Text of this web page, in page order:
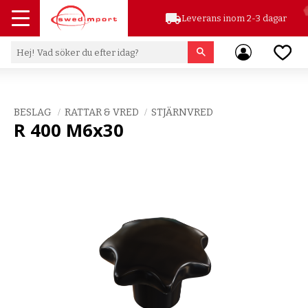
Meny
local_shippingLeverans inom 2-3 dagar
BESLAG RATTAR & VRED STJÄRNVRED
R 400 M6x30